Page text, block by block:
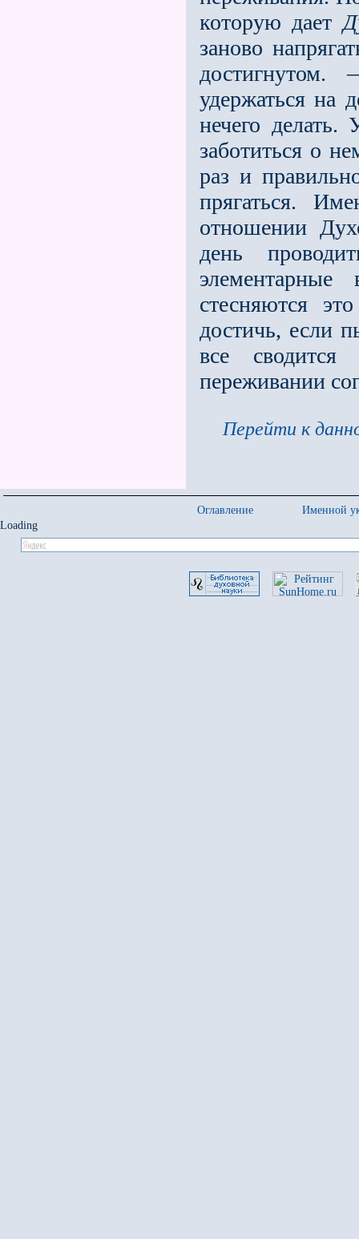
которую дает
заново
удержаться на
нечего делать.
заботиться о
раз и
прягаться.
отношении
день
стесняются
достичь, если
все
переживании
Перейти к
Оглавление
Именной
Loading